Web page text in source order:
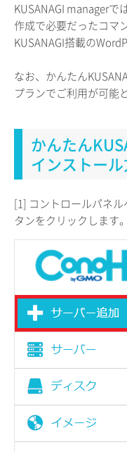
KUSANAGI managerで
作成で必要だったコマ
KUSANAGI搭載の
なお、かんたん
プランでご利用が可能
かんたん
インストー
[1] コントロールパネ
タンをクリックします。